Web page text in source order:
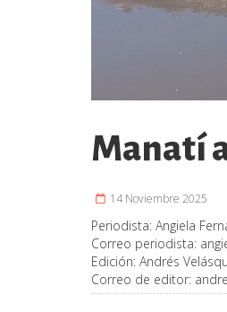
Manatí
14 Noviembre 2025
Periodista: Angiela
Correo periodista:
Edición: Andrés
Correo de editor: